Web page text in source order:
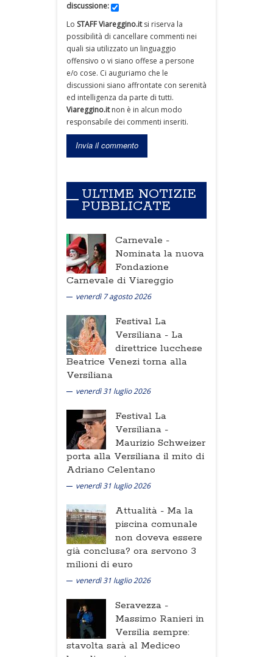
discussione:
Lo STAFF Viareggino.itsi riserva la
possibilità di cancellare commenti nei
quali sia utilizzato un linguaggio
offensivo o vi siano offese a persone
e/o cose. Ci auguriamo che le
discussioni siano affrontate con serenità
ed intelligenza da parte di tutti.
Viareggino.itnon è in alcun modo
responsabile dei commenti inseriti.
ULTIME NOTIZIE
PUBBLICATE
Carnevale -
Nominata la nuova
Fondazione
Carnevale di Viareggio
venerdì 7 agosto 2026
Festival La
Versiliana - La
direttrice lucchese
Beatrice Venezi torna alla
Versiliana
venerdì 31 luglio 2026
Festival La
Versiliana -
Maurizio Schweizer
porta alla Versiliana il mito di
Adriano Celentano
venerdì 31 luglio 2026
Attualità - Ma la
piscina comunale
non doveva essere
già conclusa? ora servono 3
milioni di euro
venerdì 31 luglio 2026
Seravezza -
Massimo Ranieri in
Versilia sempre:
stavolta sarà al Mediceo